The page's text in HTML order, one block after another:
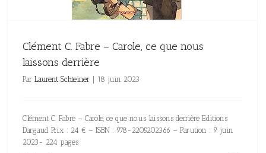
Clément C. Fabre – Carole, ce que nous
laissons derrière
Par Laurent Schteiner 18 juin 2023
Clément C. Fabre – Carole, ce que nous laissons derrière Editions
Dargaud Prix : 24 € – ISBN : 978-2205202366 – Parution : 9 juin
2023- 224 pages